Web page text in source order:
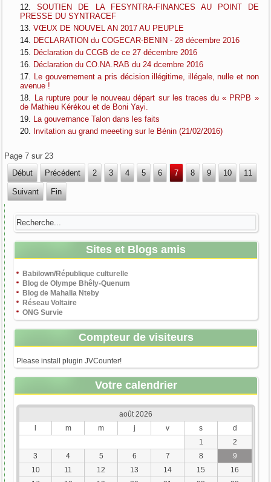
SOUTIEN DE LA FESYNTRA-FINANCES AU POINT DE
PRESSE DU SYNTRACEF
VŒUX DE NOUVEL AN 2017 AU PEUPLE
DECLARATION du COGECAR-BENIN - 28 décembre 2016
Déclaration du CCGB de ce 27 décembre 2016
Déclaration du CO.NA.RAB du 24 dcembre 2016
Le gouvernement a pris décision illégitime, illégale, nulle et non
avenue !
La rupture pour le nouveau départ sur les traces du « PRPB »
de Mathieu Kérékou et de Boni Yayi.
La gouvernance Talon dans les faits
Invitation au grand meeeting sur le Bénin (21/02/2016)
Page 7 sur 23
Début
Précédent 2 3 4 5 6 7 8 9 10 11
Suivant Fin
Sites et Blogs amis
Babilown/République culturelle
Blog de Olympe Bhêly-Quenum
Blog de Mahalia Nteby
Réseau Voltaire
ONG Survie
Compteur de visiteurs
Please install plugin JVCounter!
Votre calendrier
août 2026
l
m m j v s
d
1
2
3
4 5 6 7 8
9
10
11 12 13 14 15
16